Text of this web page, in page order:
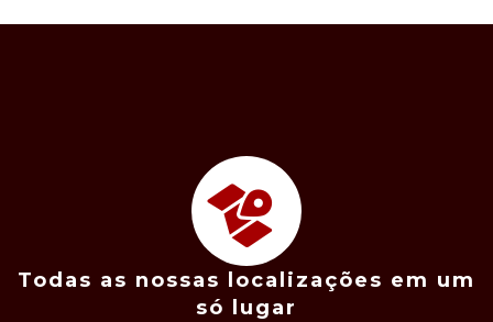
Todas as nossas localizações em um
só lugar